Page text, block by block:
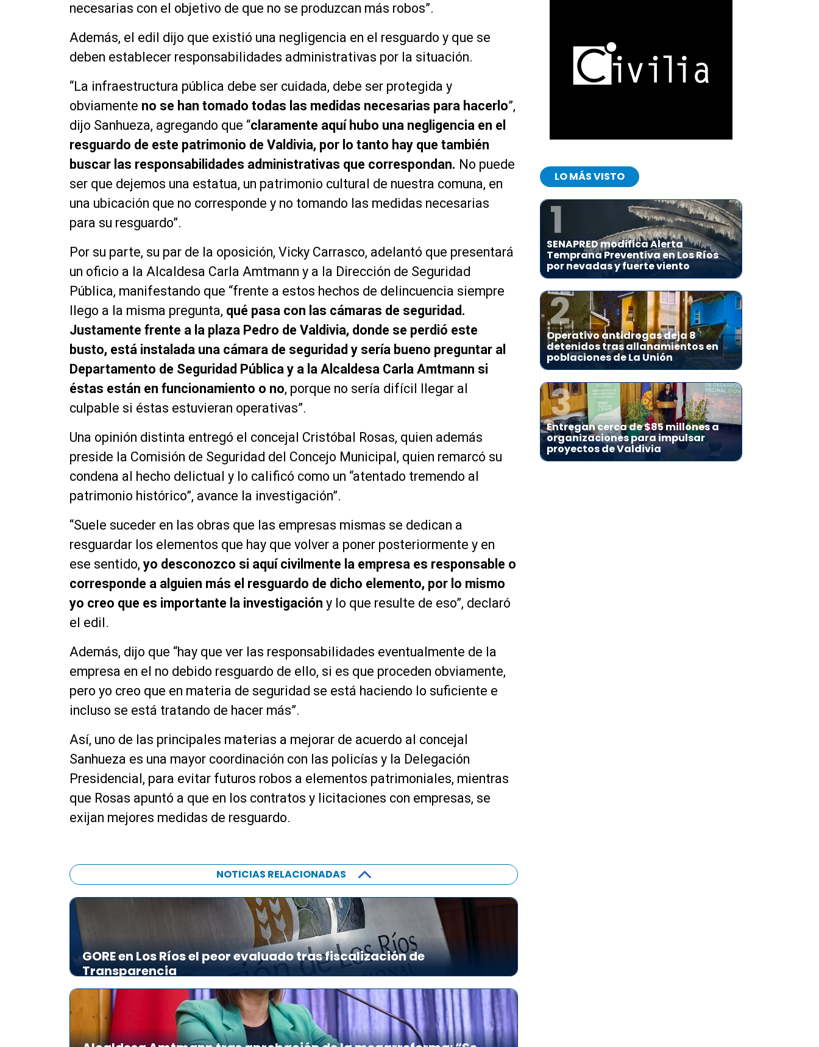
necesarias con el objetivo de que no se produzcan más robos”.
Además, el edil dijo que existió una negligencia en el resguardo y que se
deben establecer responsabilidades administrativas por la situación.
“La infraestructura pública debe ser cuidada, debe ser protegida y
obviamente no se han tomado todas las medidas necesarias para hacerlo”,
dijo Sanhueza, agregando que “claramente aquí hubo una negligencia en el
resguardo de este patrimonio de Valdivia, por lo tanto hay que también
buscar las responsabilidades administrativas que correspondan. No puede
ser que dejemos una estatua, un patrimonio cultural de nuestra comuna, en
una ubicación que no corresponde y no tomando las medidas necesarias
para su resguardo”.
Por su parte, su par de la oposición, Vicky Carrasco, adelantó que presentará
un oficio a la Alcaldesa Carla Amtmann y a la Dirección de Seguridad
Pública, manifestando que “frente a estos hechos de delincuencia siempre
llego a la misma pregunta, qué pasa con las cámaras de seguridad.
Justamente frente a la plaza Pedro de Valdivia, donde se perdió este
busto, está instalada una cámara de seguridad y sería bueno preguntar al
Departamento de Seguridad Pública y a la Alcaldesa Carla Amtmann si
éstas están en funcionamiento o no, porque no sería difícil llegar al
culpable si éstas estuvieran operativas”.
Una opinión distinta entregó el concejal Cristóbal Rosas, quien además
preside la Comisión de Seguridad del Concejo Municipal, quien remarcó su
condena al hecho delictual y lo calificó como un “atentado tremendo al
patrimonio histórico”, avance la investigación”.
“Suele suceder en las obras que las empresas mismas se dedican a
resguardar los elementos que hay que volver a poner posteriormente y en
ese sentido, yo desconozco si aquí civilmente la empresa es responsable o
corresponde a alguien más el resguardo de dicho elemento, por lo mismo
yo creo que es importante la investigación y lo que resulte de eso”, declaró
el edil.
Además, dijo que “hay que ver las responsabilidades eventualmente de la
empresa en el no debido resguardo de ello, si es que proceden obviamente,
pero yo creo que en materia de seguridad se está haciendo lo suficiente e
incluso se está tratando de hacer más”.
Así, uno de las principales materias a mejorar de acuerdo al concejal
Sanhueza es una mayor coordinación con las policías y la Delegación
Presidencial, para evitar futuros robos a elementos patrimoniales, mientras
que Rosas apuntó a que en los contratos y licitaciones con empresas, se
exijan mejores medidas de resguardo.
NOTICIAS RELACIONADAS
GORE en Los Ríos el peor evaluado tras fiscalización de
Transparencia
LO MÁS VISTO
1
SENAPRED modifica Alerta
Temprana Preventiva en Los Ríos
por nevadas y fuerte viento
2
Operativo antidrogas deja 8
detenidos tras allanamientos en
poblaciones de La Unión
3
Entregan cerca de $85 millones a
organizaciones para impulsar
proyectos de Valdivia